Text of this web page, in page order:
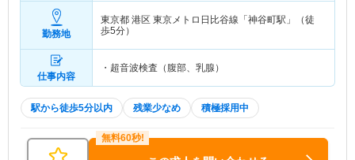
勤務地
東京都 港区 東京メトロ日比谷線「神谷町駅」（徒
歩5分）
仕事内容
・超音波検査（腹部、乳腺）
駅から徒歩5分以内 残業少なめ 積極採用中